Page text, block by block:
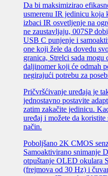
Da bi maksimizirao
usmerenu IR jedinicu
izbaci IR osvetljenje na
ne zaustavljaju, 007SP
USB C punjenje i
one koji žele da dovedu
granica, Strelci sada mogu
daljinomer koji će odmah
negirajući potrebu za
Pričvršćivanje uređaja je
jednostavno postavite
zatim zakačite jedinicu.
uređaj i možete da
način.
Poboljšano 2K CMOS
Samoaktivirano snimanje
otpuštanje OLED okulara
(frejmova od 30 Hz) i